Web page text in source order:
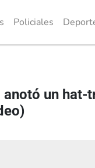
Policiales
un hat-